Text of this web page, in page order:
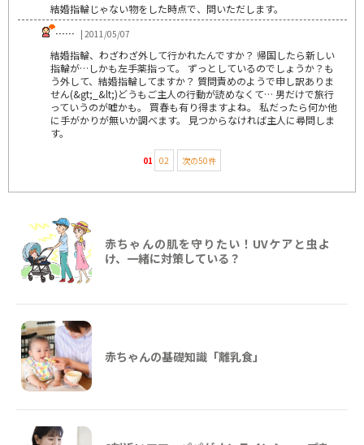
結婚指輪じゃない物をした時点で、問いただします。
…… | 2011/05/07
結婚指輪、わざわざ外して行かれたんですか？ 帰国したら新しい
指輪が…しかも左手薬指って。 ずっとしているのでしょうか？も
う外して、結婚指輪してますか？ 質問責めのようで申し訳ありま
せん(&gt;_&lt;)どうもご主人の行動が読めなくて… 男だけで旅行
っていうのが嘘かも。 買春も有り得ますよね。 私だったら何か他
に手がかりが無いか調べます。 見つからなければ主人に尋問しま
す。
01 02 次の50件
赤ちゃんの肌を守りたい！UVケアと虫よ
け、一緒に対策している？
赤ちゃんの基礎知識「離乳食」